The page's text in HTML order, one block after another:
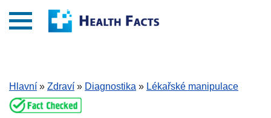
Hlavní » Zdraví » Diagnostika » Lékařské manipulace